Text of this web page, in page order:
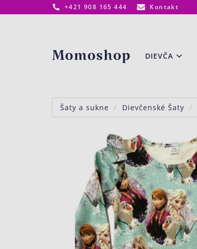
+421 908 165 444 Kontakt
www.momoshop.sk DIEVČA
Šaty a sukne Dievčenské Šaty